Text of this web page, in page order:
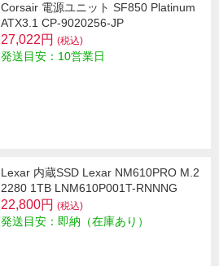
Corsair 電源ユニット SF850 Platinum
ATX3.1 CP-9020256-JP
27,022円 (税込)
発送目安：10営業日
Lexar 内蔵SSD Lexar NM610PRO M.2
2280 1TB LNM610P001T-RNNNG
22,800円 (税込)
発送目安：即納（在庫あり）